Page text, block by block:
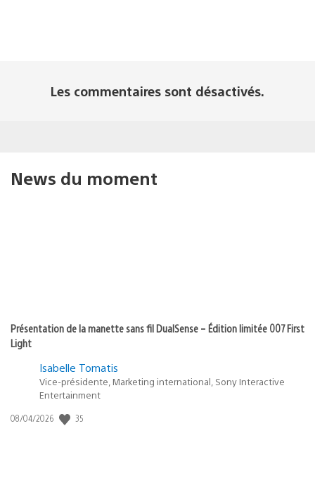
Les commentaires sont désactivés.
News du moment
Présentation de la manette sans fil DualSense – Édition limitée 007 First
Light
Isabelle Tomatis
Vice-présidente, Marketing international, Sony Interactive
Entertainment
Date
08/04/2026 35